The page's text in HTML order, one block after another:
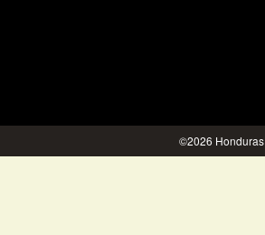
©2026